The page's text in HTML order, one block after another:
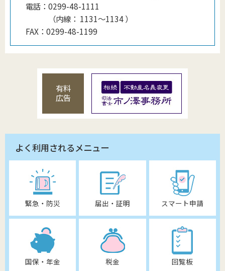
電話： 0299-48-1111
（内線 ： 1131〜1134）
FAX： 0299-48-1199
有料
広告
よく利用されるメニュー
緊急・防災 届出・証明 スマート申請
国保・年金 税金 回覧板